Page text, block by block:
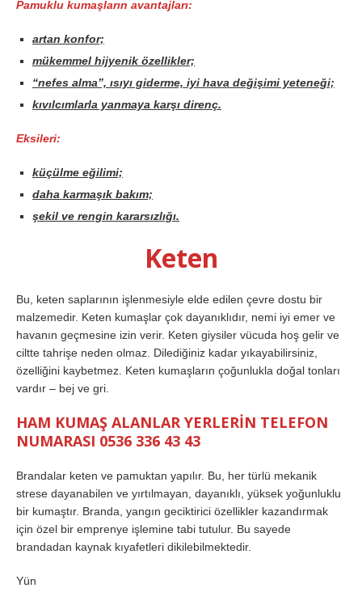
Pamuklu kumaşların avantajları:
artan konfor;
mükemmel hijyenik özellikler;
“nefes alma”, ısıyı giderme, iyi hava değişimi yeteneği;
kıvılcımlarla yanmaya karşı direnç.
Eksileri:
küçülme eğilimi;
daha karmaşık bakım;
şekil ve rengin kararsızlığı.
Keten
Bu, keten saplarının işlenmesiyle elde edilen çevre dostu bir
malzemedir. Keten kumaşlar çok dayanıklıdır, nemi iyi emer ve
havanın geçmesine izin verir. Keten giysiler vücuda hoş gelir ve
ciltte tahrişe neden olmaz. Dilediğiniz kadar yıkayabilirsiniz,
özelliğini kaybetmez. Keten kumaşların çoğunlukla doğal tonları
vardır – bej ve gri.
HAM KUMAŞ ALANLAR YERLERİN TELEFON
NUMARASI 0536 336 43 43
Brandalar keten ve pamuktan yapılır. Bu, her türlü mekanik
strese dayanabilen ve yırtılmayan, dayanıklı, yüksek yoğunluklu
bir kumaştır. Branda, yangın geciktirici özellikler kazandırmak
için özel bir emprenye işlemine tabi tutulur. Bu sayede
brandadan kaynak kıyafetleri dikilebilmektedir.
Yün